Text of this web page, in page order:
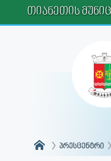
ᲗᲘᲐᲜᲔᲗᲘᲡ
ᲞᲠᲔᲡᲪᲔᲜᲢᲠᲘ